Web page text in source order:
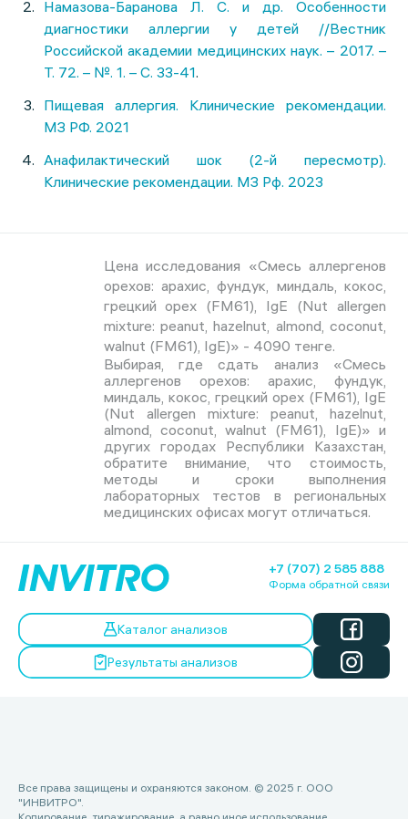
Намазова-Баранова Л. С. и др. Особенности
диагностики аллергии у детей //Вестник
Российской академии медицинских наук. – 2017. –
Т. 72. – №. 1. – С. 33-41.
Пищевая аллергия. Клинические рекомендации.
МЗ РФ. 2021
Анафилактический шок (2-й пересмотр).
Клинические рекомендации. МЗ Рф. 2023
Цена исследования «Смесь аллергенов
орехов: арахис, фундук, миндаль, кокос,
грецкий орех (FM61), IgE (Nut allergen
mixture: peanut, hazelnut, almond, coconut,
walnut (FM61), IgE)» - 4090 тенге.
Выбирая, где сдать анализ «Смесь
аллергенов орехов: арахис, фундук,
миндаль, кокос, грецкий орех (FM61), IgE
(Nut allergen mixture: peanut, hazelnut,
almond, coconut, walnut (FM61), IgE)» и
других городах Республики Казахстан,
обратите внимание, что стоимость,
методы и сроки выполнения
лабораторных тестов в региональных
медицинских офисах могут отличаться.
+7 (707) 2 585 888
Форма обратной связи
Каталог анализов
Результаты анализов
Все права защищены и охраняются законом. © 2025 г. ООО
"ИНВИТРО".